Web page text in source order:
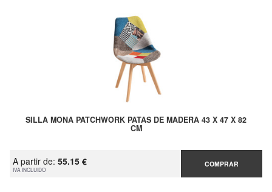
SILLA MONA PATCHWORK PATAS DE MADERA 43 X 47 X 82
CM
A partir de: 55.15 €
IVA INCLUIDO
COMPRAR